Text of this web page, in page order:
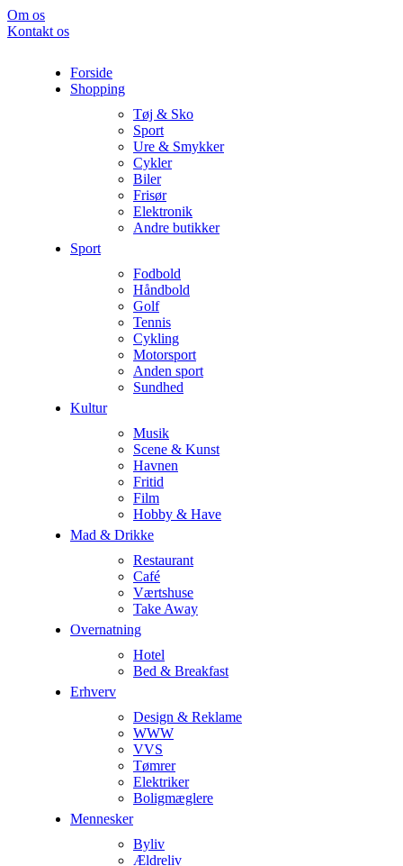
Om os
Kontakt os
Forside
Shopping
Tøj & Sko
Sport
Ure & Smykker
Cykler
Biler
Frisør
Elektronik
Andre butikker
Sport
Fodbold
Håndbold
Golf
Tennis
Cykling
Motorsport
Anden sport
Sundhed
Kultur
Musik
Scene & Kunst
Havnen
Fritid
Film
Hobby & Have
Mad & Drikke
Restaurant
Café
Værtshuse
Take Away
Overnatning
Hotel
Bed & Breakfast
Erhverv
Design & Reklame
WWW
VVS
Tømrer
Elektriker
Boligmæglere
Mennesker
Byliv
Ældreliv